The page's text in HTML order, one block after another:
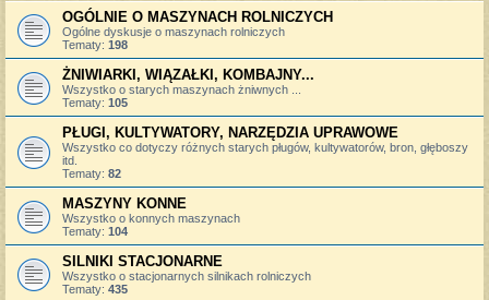
OGÓLNIE O MASZYNACH ROLNICZYCH
Ogólne dyskusje o maszynach rolniczych
Tematy: 198
ŻNIWIARKI, WIĄZAŁKI, KOMBAJNY...
Wszystko o starych maszynach żniwnych ...
Tematy: 105
PŁUGI, KULTYWATORY, NARZĘDZIA UPRAWOWE
Wszystko co dotyczy różnych starych pługów, kultywatorów, bron, głęboszy
itd.
Tematy: 82
MASZYNY KONNE
Wszystko o konnych maszynach
Tematy: 104
SILNIKI STACJONARNE
Wszystko o stacjonarnych silnikach rolniczych
Tematy: 435